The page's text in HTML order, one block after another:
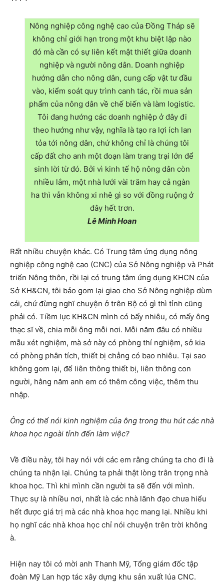
Nông nghiệp công nghệ cao của Đồng Tháp sẽ
không chỉ giới hạn trong một khu biệt lập nào
đó mà cần có sự liên kết mật thiết giữa doanh
nghiệp và người nông dân. Doanh nghiệp
hướng dẫn cho nông dân, cung cấp vật tư đầu
vào, kiểm soát quy trình canh tác, rồi mua sản
phẩm của nông dân về chế biến và làm logistic.
Tôi đang hướng các doanh nghiệp ở đây đi
theo hướng như vậy, nghĩa là tạo ra lợi ích lan
tỏa tới nông dân, chứ không chỉ là chúng tôi
cấp đất cho anh một đoạn làm trang trại lớn để
sinh lời từ đó. Bởi vì kinh tế hộ nông dân còn
nhiều lắm, một nhà lưới vài trăm hay cả ngàn
ha thì vẫn không xi nhê gì so với đồng ruộng ở
đây hết trơn.
Lê Minh Hoan
Rất nhiều chuyện khác. Có Trung tâm ứng dụng nông
nghiệp công nghệ cao (CNC) của Sở Nông nghiệp và Phát
triển Nông thôn, rồi lại có trung tâm ứng dụng KHCN của
Sở KH&CN, tôi bảo gom lại giao cho Sở Nông nghiệp dùm
cái, chứ đừng nghĩ chuyện ở trên Bộ có gì thì tỉnh cũng
phải có. Tiềm lực KH&CN mình có bấy nhiêu, có mấy ông
thạc sĩ về, chia mỗi ông mỗi nơi. Mỗi năm đâu có nhiều
mẫu xét nghiệm, mà sở này có phòng thí nghiệm, sở kia
có phòng phân tích, thiết bị chẳng có bao nhiêu. Tại sao
không gom lại, để liên thông thiết bị, liên thông con
người, hằng năm anh em có thêm công việc, thêm thu
nhập.
Ông có thể nói kinh nghiệm của ông trong thu hút các nhà
khoa học ngoài tỉnh đến làm việc?
Về điều này, tôi hay nói với các em rằng chúng ta cho đi là
chúng ta nhận lại. Chúng ta phải thật lòng trân trọng nhà
khoa học. Thì khi mình cần người ta sẽ đến với mình.
Thực sự là nhiều nơi, nhất là các nhà lãnh đạo chưa hiểu
hết được giá trị mà các nhà khoa học mang lại. Nhiều khi
họ nghĩ các nhà khoa học chỉ nói chuyện trên trời không
à.
Hiện nay tôi có mời anh Thanh Mỹ, Tổng giám đốc tập
đoàn Mỹ Lan hợp tác xây dựng khu sản xuất lúa CNC.